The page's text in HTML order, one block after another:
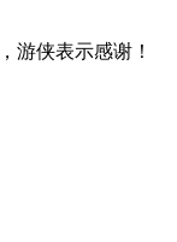
游侠表示感谢！